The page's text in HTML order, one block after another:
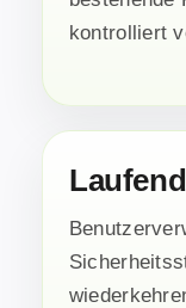
kontrolliert